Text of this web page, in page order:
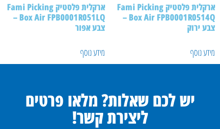
ארקלית פלסטיק Fami Picking
Box Air FPB0001R0514Q –
צבע ירוק
מידע נוסף
ארקלית פלסטיק Fami Picking
Box Air FPB0001R051LQ –
צבע אפור
מידע נוסף
יש לכם שאלות? מלאו פרטים
ליצירת קשר!